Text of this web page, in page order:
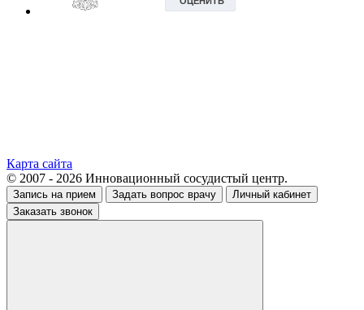
Карта сайта
© 2007 - 2026 Инновационный сосудистый центр.
Запись на прием Задать вопрос врачу
Личный кабинет
Заказать звонок